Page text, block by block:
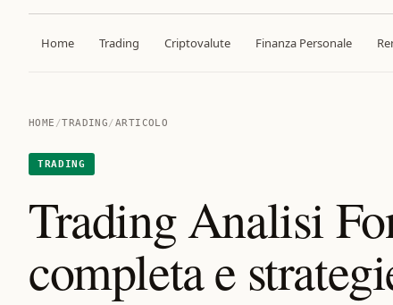
Home Trading Criptovalute Finanza Personale
HOME /TRADING/ARTICOLO
TRADING
Trading Analisi
completa e